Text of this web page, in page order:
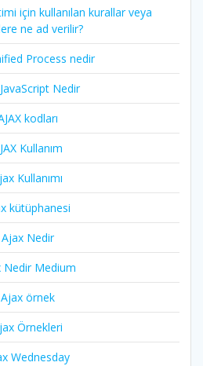
için kullanılan kurallar veya
ne ad verilir?
Process nedir
Nedir
kodları
Kullanım
Kullanımı
kütüphanesi
Ajax Nedir
Nedir Medium
Ajax örnek
Örnekleri
Wednesday